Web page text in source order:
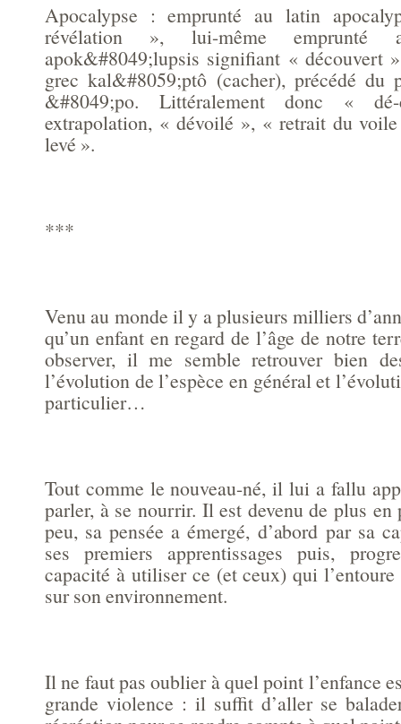
Apocalypse : emprunté au latin
révélation », lui-même emprunté
apok&#8049;lupsis signifiant « découvert
grec kal&#8059;ptô (cacher), précédé du
&#8049;po. Littéralement donc «
extrapolation, « dévoilé », « retrait du
levé ».
***
Venu au monde il y a plusieurs milliers
qu’un enfant en regard de l’âge de notre
observer, il me semble retrouver bien
l’évolution de l’espèce en général et
particulier…
Tout comme le nouveau-né, il lui a fallu
parler, à se nourrir. Il est devenu de plus
peu, sa pensée a émergé, d’abord par sa
ses premiers apprentissages puis,
capacité à utiliser ce (et ceux) qui
sur son environnement.
Il ne faut pas oublier à quel point l’enfance
grande violence : il suffit d’aller se